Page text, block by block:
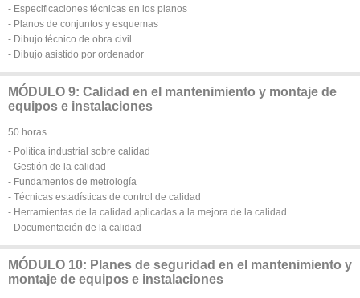
- Especificaciones técnicas en los planos
- Planos de conjuntos y esquemas
- Dibujo técnico de obra civil
- Dibujo asistido por ordenador
MÓDULO 9: Calidad en el mantenimiento y montaje de
equipos e instalaciones
50 horas
- Política industrial sobre calidad
- Gestión de la calidad
- Fundamentos de metrología
- Técnicas estadísticas de control de calidad
- Herramientas de la calidad aplicadas a la mejora de la calidad
- Documentación de la calidad
MÓDULO 10: Planes de seguridad en el mantenimiento y
montaje de equipos e instalaciones